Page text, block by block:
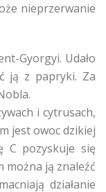
nieprzerwanie
Gyorgyi. Udało
ją z papryki. Za
i cytrusach,
jest owoc dzikiej
C pozyskuje się
można ją znaleźć
działanie